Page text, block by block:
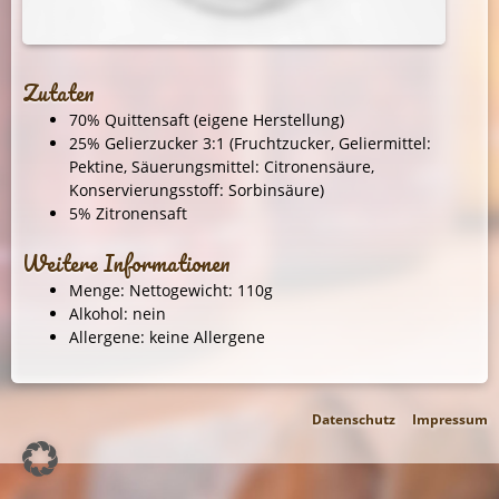
Zutaten
70% Quittensaft (eigene Herstellung)
25% Gelierzucker 3:1 (Fruchtzucker, Geliermittel:
Pektine, Säuerungsmittel: Citronensäure,
Konservierungsstoff: Sorbinsäure)
5% Zitronensaft
Weitere Informationen
Menge: Nettogewicht: 110g
Alkohol: nein
Allergene: keine Allergene
Impressum
Datenschutz